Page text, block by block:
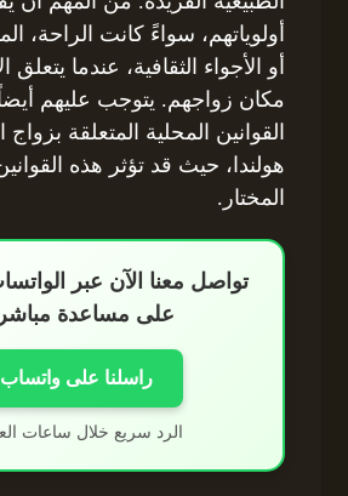
أولوياتهم، سواءً كانت الراحة،
أو الأجواء الثقافية، عندما يتعلق
مكان زواجهم. يتوجب عليهم
القوانين المحلية المتعلقة
هولندا، حيث قد تؤثر هذه
المختار.
تواصل معنا الآن عبر
على مساعدة
راسلنا على واتساب
الرد سريع خلال ساعات